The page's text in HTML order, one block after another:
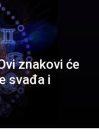
znakovi će
svađa i